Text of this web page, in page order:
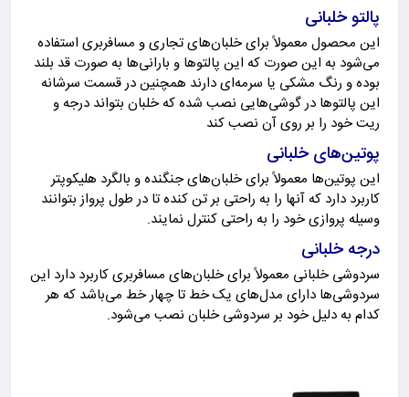
پالتو خلبانی
این محصول معمولاً برای خلبان‌های تجاری و مسافربری استفاده
می‌شود به این صورت که این پالتوها و بارانی‌ها به صورت قد بلند
بوده و رنگ مشکی یا سرمه‌ای دارند همچنین در قسمت سرشانه
این پالتوها در گوشی‌هایی نصب شده که خلبان بتواند درجه و
ریت خود را بر روی آن نصب کند
پوتین‌های خلبانی
این پوتین‌ها معمولاً برای خلبان‌های جنگنده و بالگرد هلیکوپتر
کاربرد دارد که آنها را به راحتی بر تن کنده تا در طول پرواز بتوانند
وسیله پروازی خود را به راحتی کنترل نمایند.
درجه خلبانی
سردوشی خلبانی معمولاً برای خلبان‌های مسافربری کاربرد دارد این
سردوشی‌ها دارای مدل‌های یک خط تا چهار خط می‌باشد که هر
کدام به دلیل خود بر سردوشی خلبان نصب می‌شود.